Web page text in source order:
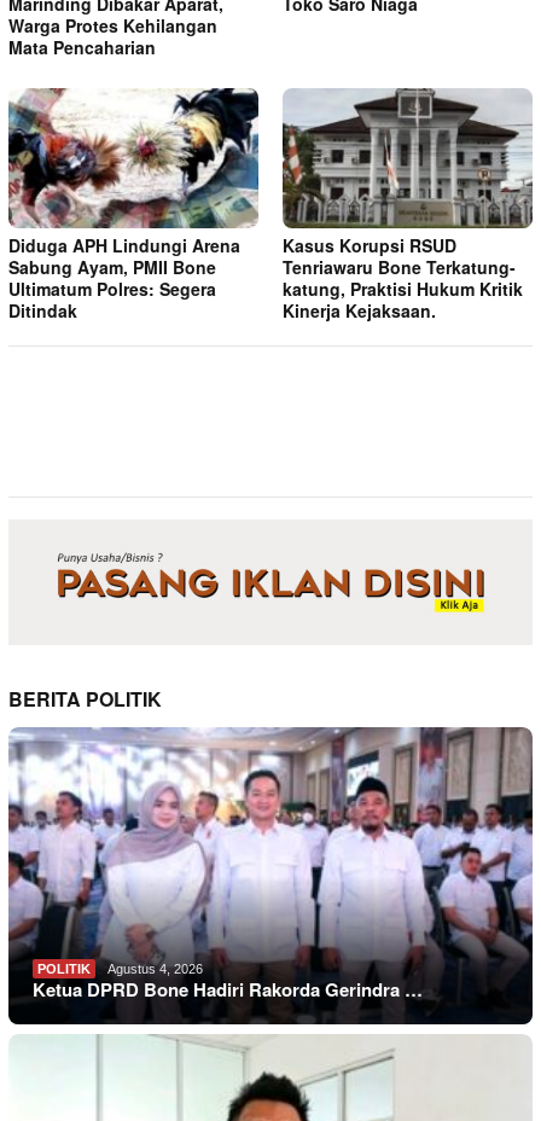
Warga Protes Kehilangan
Mata Pencaharian
Diduga APH Lindungi Arena
Sabung Ayam, PMII Bone
Ultimatum Polres: Segera
Ditindak
Kasus Korupsi RSUD
Tenriawaru Bone Terkatung-
katung, Praktisi Hukum Kritik
Kinerja Kejaksaan.
BERITA POLITIK
POLITIK Agustus 4, 2026
Ketua DPRD Bone Hadiri Rakorda Gerindra …